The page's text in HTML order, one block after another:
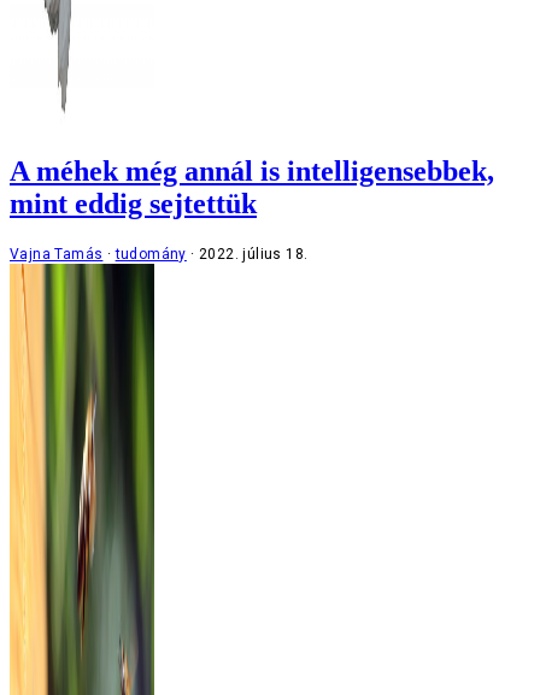
A méhek még annál is intelligensebbek,
mint eddig sejtettük
Vajna Tamás tudomány 2022. július 18.